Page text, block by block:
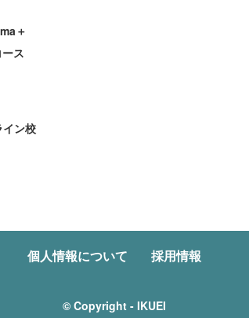
＋
ス
ン校
個人情報について 採用情報
© Copyright - IKUEI